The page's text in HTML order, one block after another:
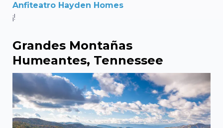
Anfiteatro Hayden Homes
¡!
Grandes Montañas
Humeantes, Tennessee